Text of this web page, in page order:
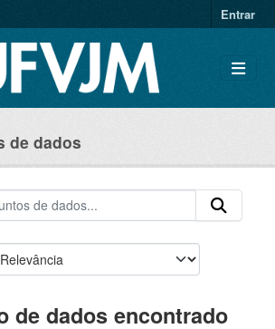
Entrar
de dados
de dados encontrado